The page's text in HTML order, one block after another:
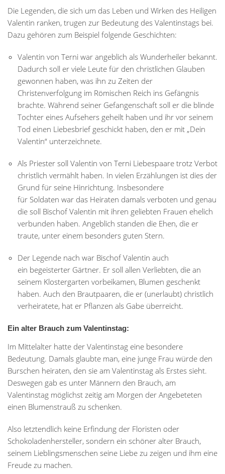
Die Legenden, die sich um das Leben und Wirken des Heiligen
Valentin ranken, trugen zur Bedeutung des Valentinstags bei.
Dazu gehören zum Beispiel folgende Geschichten:
Valentin von Terni war angeblich als Wunderheiler bekannt.
Dadurch soll er viele Leute für den christlichen Glauben
gewonnen haben, was ihn zu Zeiten der
Christenverfolgung im Römischen Reich ins Gefängnis
brachte. Während seiner Gefangenschaft soll er die blinde
Tochter eines Aufsehers geheilt haben und ihr vor seinem
Tod einen Liebesbrief geschickt haben, den er mit „Dein
Valentin“ unterzeichnete.
Als Priester soll Valentin von Terni Liebespaare trotz Verbot
christlich vermählt haben. In vielen Erzählungen ist dies der
Grund für seine Hinrichtung. Insbesondere
für Soldaten war das Heiraten damals verboten und genau
die soll Bischof Valentin mit ihren geliebten Frauen ehelich
verbunden haben. Angeblich standen die Ehen, die er
traute, unter einem besonders guten Stern.
Der Legende nach war Bischof Valentin auch
ein begeisterter Gärtner. Er soll allen Verliebten, die an
seinem Klostergarten vorbeikamen, Blumen geschenkt
haben. Auch den Brautpaaren, die er (unerlaubt) christlich
verheiratete, hat er Pflanzen als Gabe überreicht.
Ein alter Brauch zum Valentinstag:
Im Mittelalter hatte der Valentinstag eine besondere
Bedeutung. Damals glaubte man, eine junge Frau würde den
Burschen heiraten, den sie am Valentinstag als Erstes sieht.
Deswegen gab es unter Männern den Brauch, am
Valentinstag möglichst zeitig am Morgen der Angebeteten
einen Blumenstrauß zu schenken.
Also letztendlich keine Erfindung der Floristen oder
Schokoladenhersteller, sondern ein schöner alter Brauch,
seinem Lieblingsmenschen seine Liebe zu zeigen und ihm eine
Freude zu machen.